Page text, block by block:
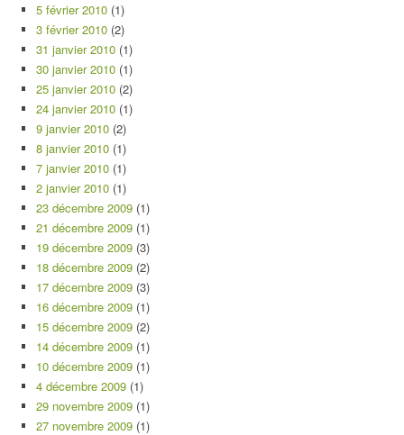
5 février 2010 (1)
3 février 2010 (2)
31 janvier 2010 (1)
30 janvier 2010 (1)
25 janvier 2010 (2)
24 janvier 2010 (1)
9 janvier 2010 (2)
8 janvier 2010 (1)
7 janvier 2010 (1)
2 janvier 2010 (1)
23 décembre 2009 (1)
21 décembre 2009 (1)
19 décembre 2009 (3)
18 décembre 2009 (2)
17 décembre 2009 (3)
16 décembre 2009 (1)
15 décembre 2009 (2)
14 décembre 2009 (1)
10 décembre 2009 (1)
4 décembre 2009 (1)
29 novembre 2009 (1)
27 novembre 2009 (1)